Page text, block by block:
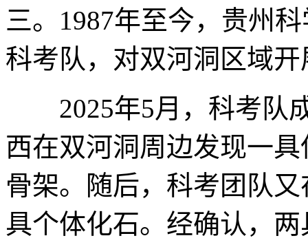
三。1987年至今，贵州
科考队，对双河洞区域
2025年5月，科考队成
西在双河洞周边发现一
骨架。随后，科考团队
具个体化石。经确认，